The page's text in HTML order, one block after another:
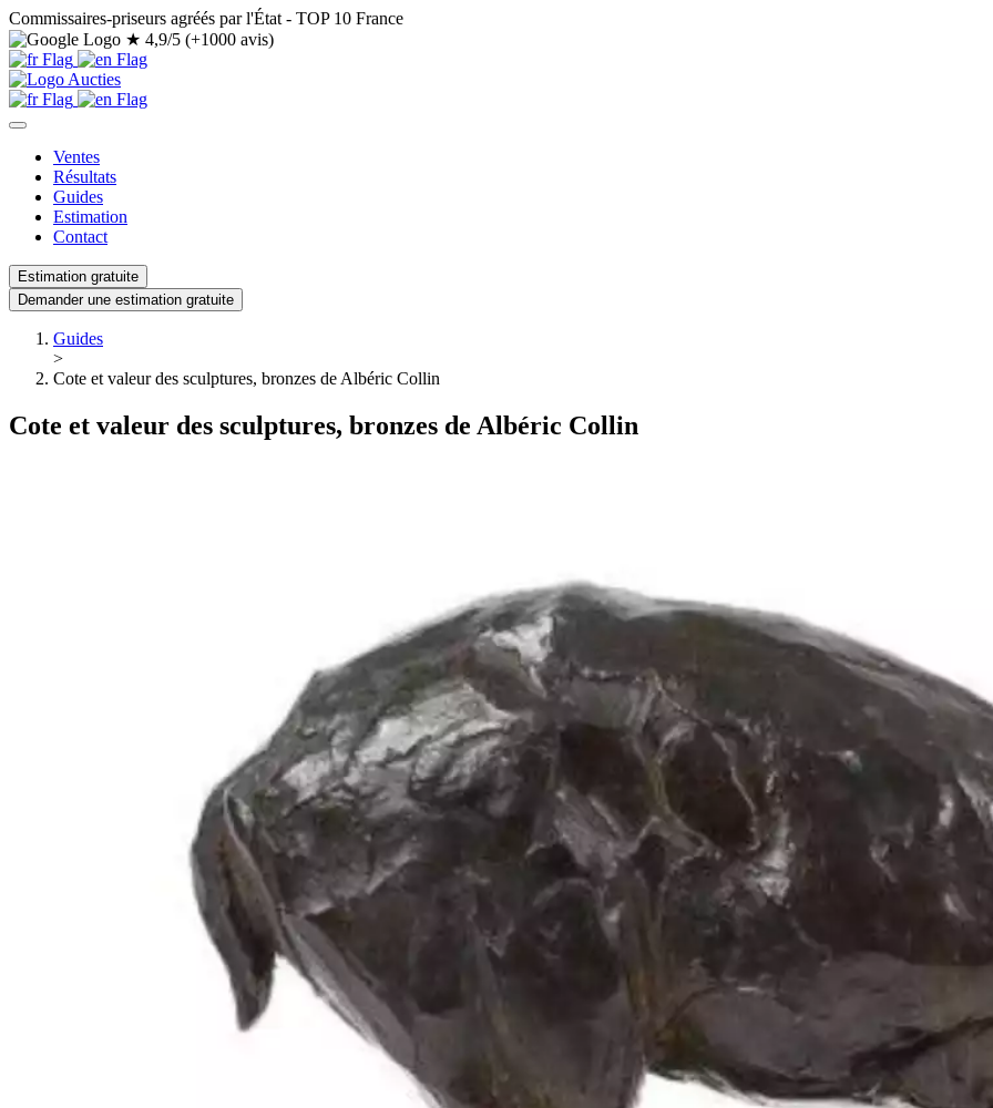
Commissaires-priseurs agréés par l'État - TOP 10 France
★ 4,9/5 (+1000 avis)
Ventes
Résultats
Guides
Estimation
Contact
Estimation gratuite
Demander une estimation gratuite
Guides
>
Cote et valeur des sculptures, bronzes de Albéric Collin
Cote et valeur des sculptures, bronzes de Albéric Collin